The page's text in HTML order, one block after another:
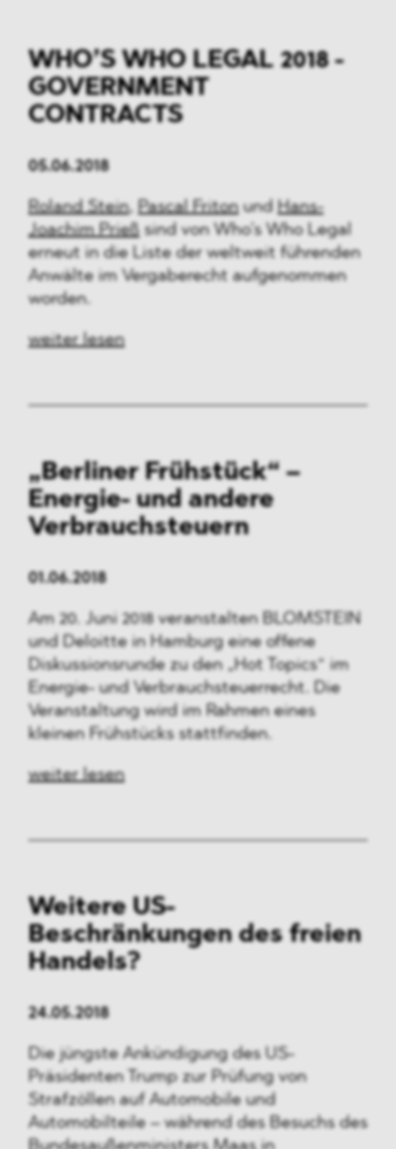
WHO’S WHO LEGAL 2018 -
GOVERNMENT
CONTRACTS
05.06.2018
Roland Stein, Pascal Fritonund Hans-
Joachim Prießsind von Who’s Who Legal
erneut in die Liste der weltweit führenden
Anwälte im Vergaberecht aufgenommen
worden.
weiter lesen
„Berliner Frühstück“ –
Energie- und andere
Verbrauchsteuern
01.06.2018
Am 20. Juni 2018 veranstalten BLOMSTEIN
und Deloitte in Hamburg eine offene
Diskussionsrunde zu den „Hot Topics“ im
Energie- und Verbrauchsteuerrecht. Die
Veranstaltung wird im Rahmen eines
kleinen Frühstücks stattfinden.
weiter lesen
Weitere US-
Beschränkungen des freien
Handels?
24.05.2018
Die jüngste Ankündigung des US-
Präsidenten Trump zur Prüfung von
Strafzöllen auf Automobile und
Automobilteile – während des Besuchs des